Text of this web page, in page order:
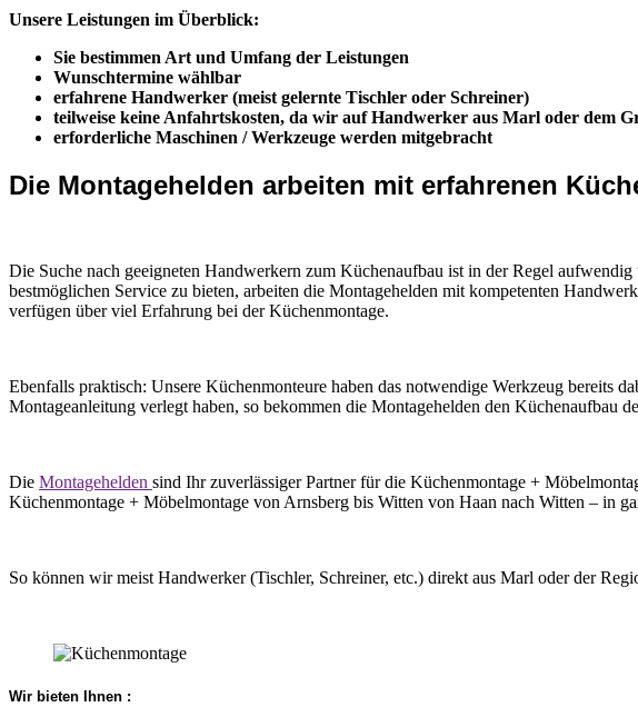
Unsere Leistungen im Überblick:
Sie bestimmen Art und Umfang der Leistungen
Wunschtermine wählbar
erfahrene Handwerker (meist gelernte Tischler oder Schreiner)
teilweise keine Anfahrtskosten, da wir auf Handwerker aus Marl oder dem
erforderliche Maschinen / Werkzeuge werden mitgebracht
Die Montagehelden arbeiten mit erfahrenen
Die Suche nach geeigneten Handwerkern zum Küchenaufbau ist in der Regel
bestmöglichen Service zu bieten, arbeiten die Montagehelden mit kompetenten
verfügen über viel Erfahrung bei der Küchenmontage.
Ebenfalls praktisch: Unsere Küchenmonteure haben das notwendige Werkzeug bereits
Montageanleitung verlegt haben, so bekommen die Montagehelden den Küchenaufbau
Die Montagehelden sind Ihr zuverlässiger Partner für die Küchenmontage +
Küchenmontage + Möbelmontage von Arnsberg bis Witten von Haan nach Witten – in
So können wir meist Handwerker (Tischler, Schreiner, etc.) direkt aus Marl oder der
Wir bieten Ihnen :